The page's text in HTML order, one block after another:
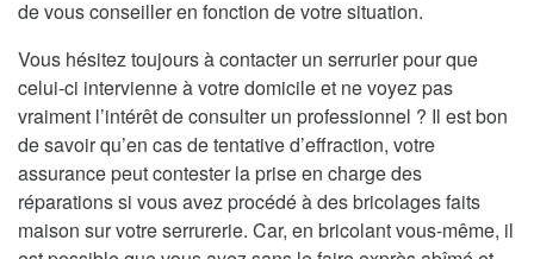
de vous conseiller en fonction de votre situation.
Vous hésitez toujours à contacter un serrurier pour que
celui-ci intervienne à votre domicile et ne voyez pas
vraiment l’intérêt de consulter un professionnel ? Il est bon
de savoir qu’en cas de tentative d’effraction, votre
assurance peut contester la prise en charge des
réparations si vous avez procédé à des bricolages faits
maison sur votre serrurerie. Car, en bricolant vous-même, il